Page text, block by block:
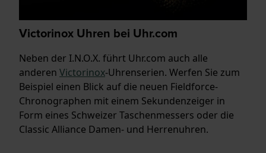
Victorinox Uhren bei Uhr.com
Neben der I.N.O.X. führt Uhr.com auch alle
anderen Victorinox-Uhrenserien. Werfen Sie zum
Beispiel einen Blick auf die neuen Fieldforce-
Chronographen mit einem Sekundenzeiger in
Form eines Schweizer Taschenmessers oder die
Classic Alliance Damen- und Herrenuhren.